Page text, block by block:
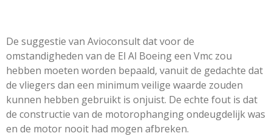
De suggestie van Avioconsult dat voor de
omstandigheden van de El Al Boeing een Vmc zou
hebben moeten worden bepaald, vanuit de gedachte dat
de vliegers dan een minimum veilige waarde zouden
kunnen hebben gebruikt is onjuist. De echte fout is dat
de constructie van de motorophanging ondeugdelijk was
en de motor nooit had mogen afbreken.